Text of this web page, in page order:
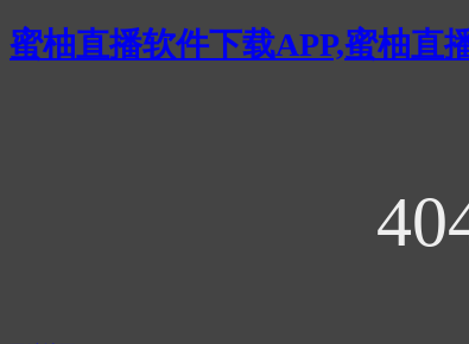
蜜柚直播软件下载APP,蜜柚直